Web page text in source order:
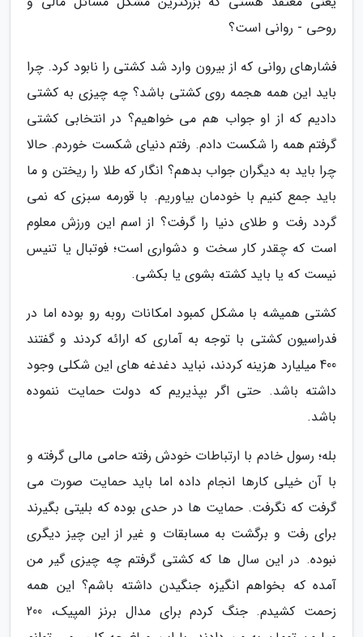
روحی - روانی است؟
فشارهای روانی که از بیرون وارد شد کشتی را نابود کرد. چرا
باید این همه هجمه روی کشتی باشد؟ چه چیزی به کشتی
دادیم که از او جواب هم می خواهیم؟ در انتخابی کشتی
گرفتم همه را شکست دادم. رفتم دنیای شکست خوردم. حالا
چرا باید به دیگران جواب بدهم؟ انگار که طلا را ریختن و ما
باید جمع کنیم با خودمان بیاوریم. با قورمه سبزی که نمی
گردد رفت و طلای دنیا را گرفت؟ از اسم این ورزش معلوم
است که چقدر کار سخت و دشواری است؛ فوتبال یا تنیس
نیست که یا باید کشته بشوی یا بکشی.
کشتی همیشه با مشکل کمبود امکانات روبه رو بوده اما در
فدراسیون کشتی با توجه به آماری که ارائه کردند و گفتند
400 میلیارد هزینه کردند، نباید دغدغه های این شکلی وجود
داشته باشد. حتی اگر بپذیریم که دولت حمایت ننموده
باشد.
بله؛ رسول خادم با ارتباطات خودش رفته حامی مالی گرفته و
با آن خیلی کارها انجام داده اما باید حمایت صورت می
گرفت که نگرفت. حمایت ها در حدی بوده که بلیتی بگیرند
برای رفت و برگشت به مسابقات و غیر از این چیز دیگری
نبوده. در این سال ها که کشتی گرفتم چه چیزی گیر من
آمده که بخواهم انگیزه جنگیدن داشته باشم؟ این همه
زحمت کشیدم. جنگ کردم برای مدال برنز المپیک، 200